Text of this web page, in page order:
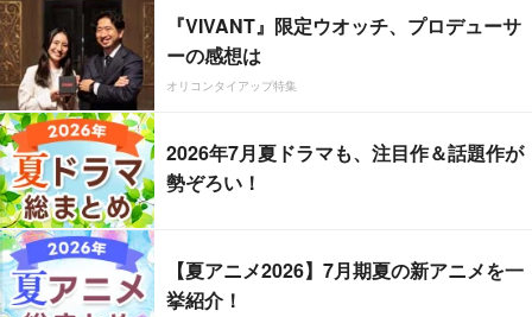
『VIVANT』限定ウオッチ、プロデューサ
ーの感想は
オリコンタイアップ特集
2026年7月夏ドラマも、注目作＆話題作が
勢ぞろい！
【夏アニメ2026】7月期夏の新アニメを一
挙紹介！